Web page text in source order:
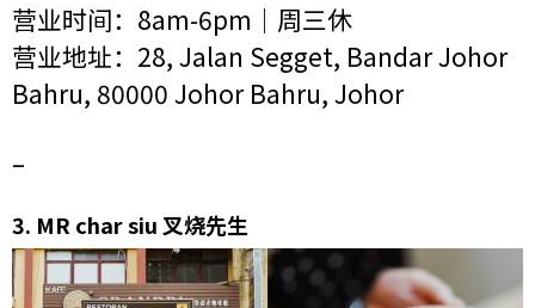
营业时间：8am-6pm｜周三休
营业地址：28, Jalan Segget, Bandar Johor
Bahru, 80000 Johor Bahru, Johor
–
3. MR char siu 叉烧先生